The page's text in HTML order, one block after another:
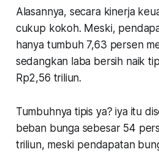
Alasannya, secara kinerja
cukup kokoh. Meski,
hanya tumbuh 7,63 persen
sedangkan laba bersih naik
Rp2,56 triliun.
Tumbuhnya tipis ya? iya itu
beban bunga sebesar 54
triliun, meski pendapatan